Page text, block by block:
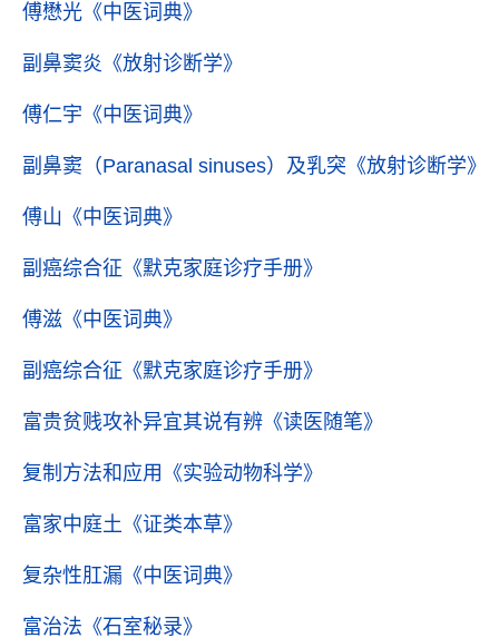
傅懋光 《中医词典》
副鼻窦炎 《放射诊断学》
傅仁宇 《中医词典》
副鼻窦（Paranasal sinuses）及乳突 《放射诊断学》
傅山 《中医词典》
副癌综合征 《默克家庭诊疗手册》
傅滋 《中医词典》
副癌综合征 《默克家庭诊疗手册》
富贵贫贱攻补异宜其说有辨 《读医随笔》
复制方法和应用 《实验动物科学》
富家中庭土 《证类本草》
复杂性肛漏 《中医词典》
富治法 《石室秘录》